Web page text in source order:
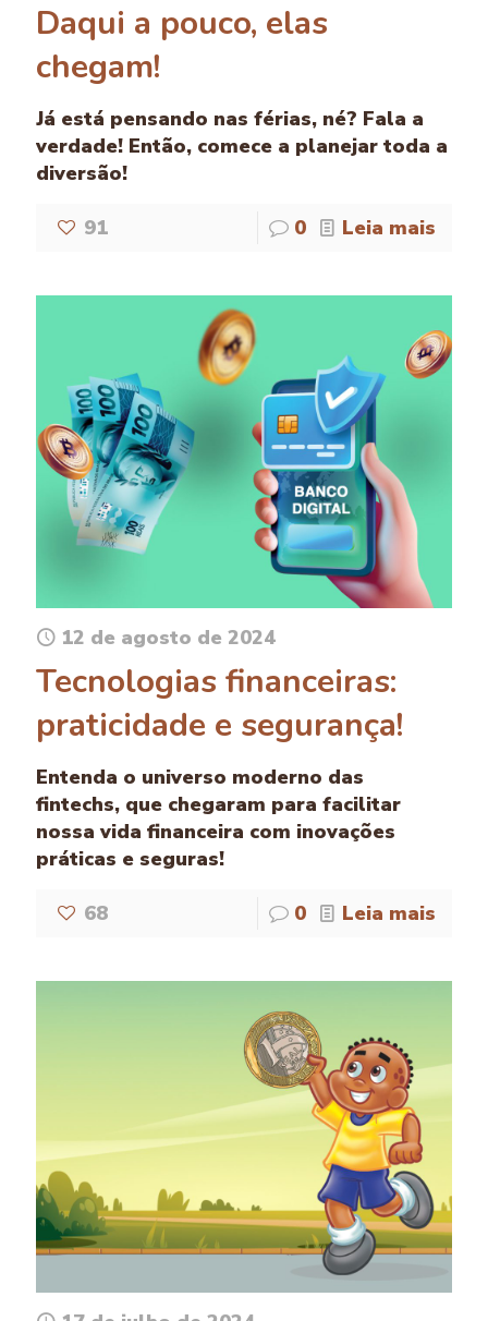
Daqui a pouco, elas
chegam!
Já está pensando nas férias, né? Fala a
verdade! Então, comece a planejar toda a
diversão!
91 0 Leia mais
12 de agosto de 2024
Tecnologias financeiras:
praticidade e segurança!
Entenda o universo moderno das
fintechs, que chegaram para facilitar
nossa vida financeira com inovações
práticas e seguras!
68 0 Leia mais